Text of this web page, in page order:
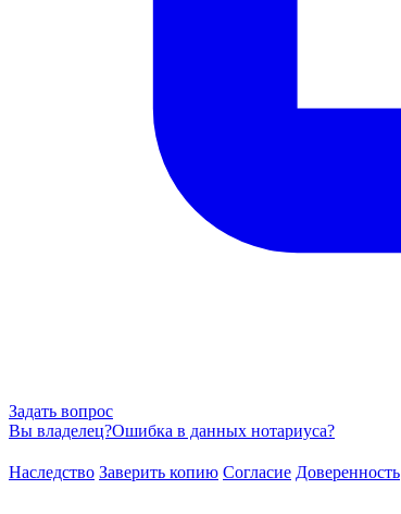
Задать вопрос
Вы владелец?Ошибка в данных нотариуса?
Наследство Заверить копию Согласие Доверенность